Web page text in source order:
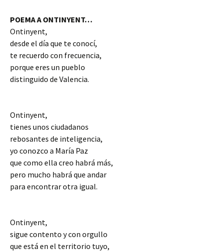
POEMA A ONTINYENT…
Ontinyent,
desde el día que te conocí,
te recuerdo con frecuencia,
porque eres un pueblo
distinguido de Valencia.
Ontinyent,
tienes unos ciudadanos
rebosantes de inteligencia,
yo conozco a María Paz
que como ella creo habrá más,
pero mucho habrá que andar
para encontrar otra igual.
Ontinyent,
sigue contento y con orgullo
que está en el territorio tuyo,